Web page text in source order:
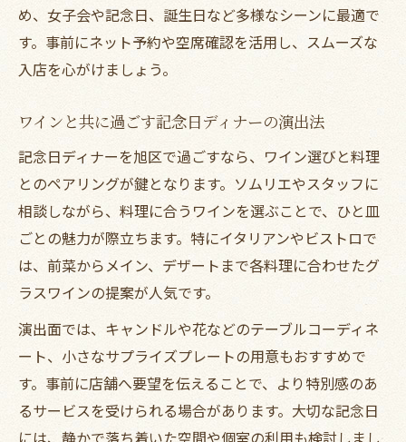
め、女子会や記念日、誕生日など多様なシーンに最適で
す。事前にネット予約や空席確認を活用し、スムーズな
入店を心がけましょう。
ワインと共に過ごす記念日ディナーの演出法
記念日ディナーを旭区で過ごすなら、ワイン選びと料理
とのペアリングが鍵となります。ソムリエやスタッフに
相談しながら、料理に合うワインを選ぶことで、ひと皿
ごとの魅力が際立ちます。特にイタリアンやビストロで
は、前菜からメイン、デザートまで各料理に合わせたグ
ラスワインの提案が人気です。
演出面では、キャンドルや花などのテーブルコーディネ
ート、小さなサプライズプレートの用意もおすすめで
す。事前に店舗へ要望を伝えることで、より特別感のあ
るサービスを受けられる場合があります。大切な記念日
には、静かで落ち着いた空間や個室の利用も検討しまし